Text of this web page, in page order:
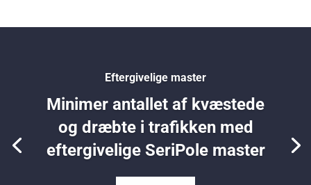
Eftergivelige master
Minimer antallet af kvæstede
og dræbte i trafikken med
eftergivelige SeriPole master